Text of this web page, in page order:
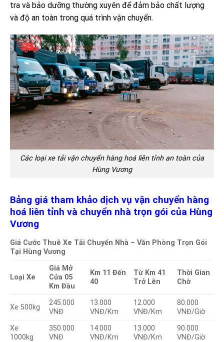
tra và bảo dưỡng thường xuyên để đảm bảo chất lượng
và độ an toàn trong quá trình vận chuyển.
Các loại xe tải vận chuyển hàng hoá liên tỉnh an toàn của
Hùng Vương
Bảng giá tham khảo dịch vụ vận chuyển hàng
hoá liên tỉnh và chuyển nhà trọn gói của Hùng
Vương
Giá Cước Thuê Xe Tải Chuyển Nhà – Văn Phòng Trọn Gói
Tại Hùng Vương
Loại Xe
Giá Mở
Cửa 05
Km Đầu
Km 11 Đến
40
Từ Km 41
Trở Lên
Thời Gian
Chờ
Xe 500kg
245.000
VNĐ
13.000
VNĐ/Km
12.000
VNĐ/Km
80.000
VNĐ/Giờ
Xe
1000kg
350.000
VNĐ
14.000
VNĐ/Km
13.000
VNĐ/Km
90.000
VNĐ/Giờ